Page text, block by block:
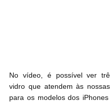
No vídeo, é possível ver
vidro que atendem às
para os modelos dos